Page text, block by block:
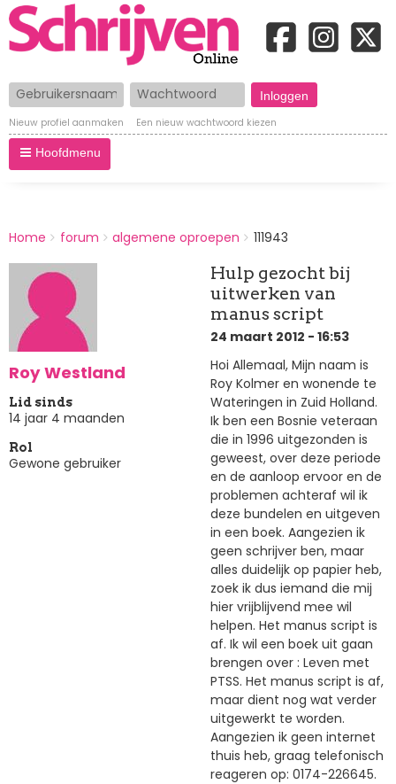
Gebruikersnaam Wachtwoord
Nieuw profiel aanmaken Een nieuw wachtwoord kiezen
Hoofdmenu
BREADCRUMBS
You
here:
Home forum algemene oproepen 111943
Roy Westland
Lid sinds
14 jaar 4 maanden
Rol
Gewone gebruiker
Hulp gezocht bij
uitwerken van
manus script
24 maart 2012 - 16:53
Hoi Allemaal, Mijn naam is
Roy Kolmer en wonende te
Wateringen in Zuid Holland.
Ik ben een Bosnie veteraan
die in 1996 uitgezonden is
geweest, over deze periode
en de aanloop ervoor en de
problemen achteraf wil ik
deze bundelen en uitgeven
in een boek. Aangezien ik
geen schrijver ben, maar
alles duidelijk op papier heb,
zoek ik dus iemand die mij
hier vrijblijvend mee wil
helpen. Het manus script is
af. Ik wil een boek uit gaan
brengen over : Leven met
PTSS. Het manus script is af,
maar dient nog wat verder
uitgewerkt te worden.
Aangezien ik geen internet
thuis heb, graag telefonisch
reageren op: 0174-226645.